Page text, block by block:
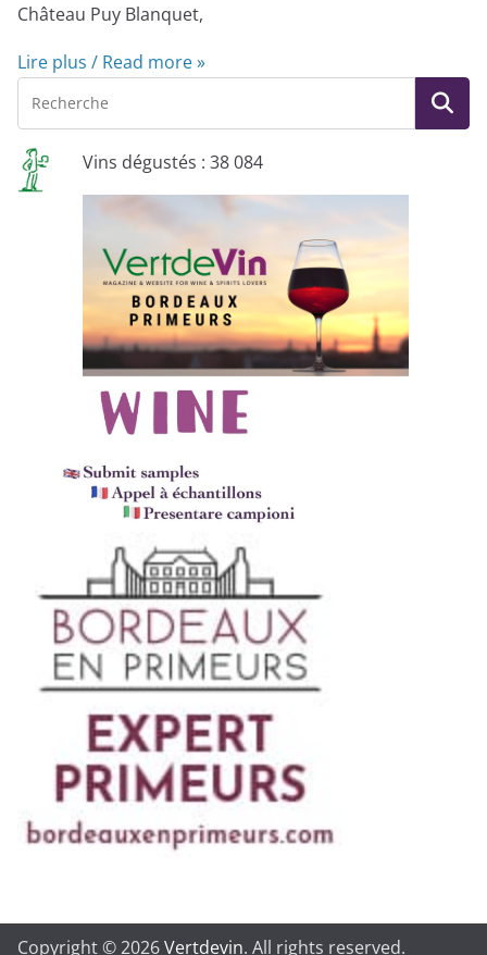
Château Puy Blanquet,
Lire plus / Read more »
Vins dégustés : 38 084
Copyright © 2026Vertdevin. All rights reserved.